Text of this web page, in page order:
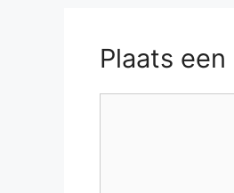
Plaats